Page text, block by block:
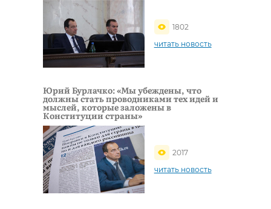
1802
читать новость
Юрий Бурлачко: «Мы убеждены, что
должны стать проводниками тех идей и
мыслей, которые заложены в
Конституции страны»
2017
читать новость